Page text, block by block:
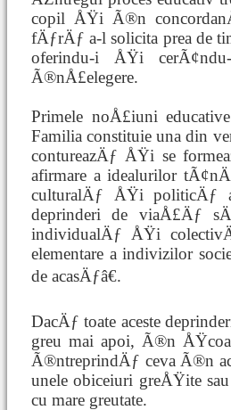
copil ÅŸi Ã®n
fÄƒrÄƒ a-l solicita prea de
oferindu-i ÅŸi
Ã®nÅ£elegere.
Primele noÅ£iuni
Familia constituie una din
contureazÄƒ ÅŸi se
afirmare a idealurilor
culturalÄƒ ÅŸi politicÄƒ
deprinderi de viaÅ£Äƒ
individualÄƒ ÅŸi
elementare a indivizilor
de acasÄƒâ€.
DacÄƒ toate aceste
greu mai apoi, Ã®n
Ã®ntreprindÄƒ ceva Ã®n
unele obiceiuri greÅŸite
cu mare greutate.